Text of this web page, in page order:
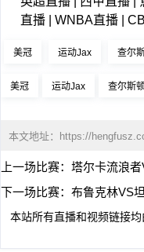
直播
WNBA直播
美冠 运动Jax 查尔
美冠 运动Jax 查尔斯
本文地址： https://
上一场比赛： 塔尔卡流浪
下一场比赛： 布鲁克林VS
本站所有直播和视频链接